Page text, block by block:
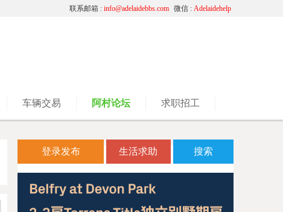
微信 : Adelaidehelp
联系邮箱 : info@adelaidebbs.com
车辆交易 阿村论坛 求职招工
登录发布 生活求助 搜索